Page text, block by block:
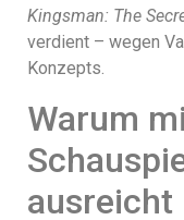
Kingsman: The
verdient – wegen
Konzepts.
Warum
ausreicht